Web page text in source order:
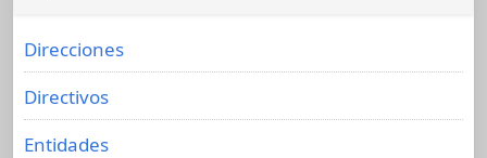
Direcciones
Directivos
Entidades